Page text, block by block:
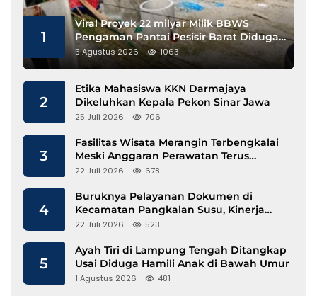
1
Viral Proyek 22 milyar Milik BBWS
Pengaman Pantai Pesisir Barat Diduga
Gunakan Besi Banci
5 Agustus 2026 1063
2
Etika Mahasiswa KKN Darmajaya
Dikeluhkan Kepala Pekon Sinar Jawa
25 Juli 2026 706
3
Fasilitas Wisata Merangin Terbengkalai
Meski Anggaran Perawatan Terus
Mengalir
22 Juli 2026 678
4
Buruknya Pelayanan Dokumen di
Kecamatan Pangkalan Susu, Kinerja
Disdukcapil Langkat Disorot
22 Juli 2026 523
5
Ayah Tiri di Lampung Tengah Ditangkap
Usai Diduga Hamili Anak di Bawah Umur
1 Agustus 2026 481